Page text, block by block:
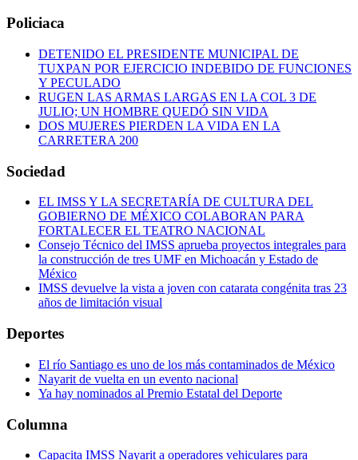
Policiaca
DETENIDO EL PRESIDENTE MUNICIPAL DE
TUXPAN POR EJERCICIO INDEBIDO DE FUNCIONES
Y PECULADO
RUGEN LAS ARMAS LARGAS EN LA COL 3 DE
JULIO; UN HOMBRE QUEDÓ SIN VIDA
DOS MUJERES PIERDEN LA VIDA EN LA
CARRETERA 200
Sociedad
EL IMSS Y LA SECRETARÍA DE CULTURA DEL
GOBIERNO DE MÉXICO COLABORAN PARA
FORTALECER EL TEATRO NACIONAL
Consejo Técnico del IMSS aprueba proyectos integrales para
la construcción de tres UMF en Michoacán y Estado de
México
IMSS devuelve la vista a joven con catarata congénita tras 23
años de limitación visual
Deportes
El río Santiago es uno de los más contaminados de México
Nayarit de vuelta en un evento nacional
Ya hay nominados al Premio Estatal del Deporte
Columna
Capacita IMSS Nayarit a operadores vehiculares para